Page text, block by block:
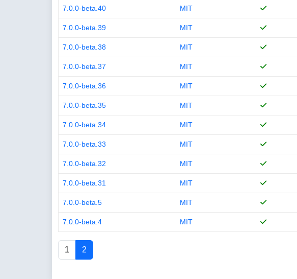
7.0.0-beta.40 MIT
7.0.0-beta.39 MIT
7.0.0-beta.38 MIT
7.0.0-beta.37 MIT
7.0.0-beta.36 MIT
7.0.0-beta.35 MIT
7.0.0-beta.34 MIT
7.0.0-beta.33 MIT
7.0.0-beta.32 MIT
7.0.0-beta.31 MIT
7.0.0-beta.5 MIT
7.0.0-beta.4 MIT
1 2